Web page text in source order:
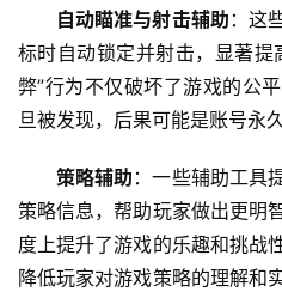
自动瞄准与射击辅助 ：这
标时自动锁定并射击，显著提
弊”行为不仅破坏了游戏的公
旦被发现，后果可能是账号永
策略辅助 ：一些辅助工具
策略信息，帮助玩家做出更明
度上提升了游戏的乐趣和挑战
降低玩家对游戏策略的理解和